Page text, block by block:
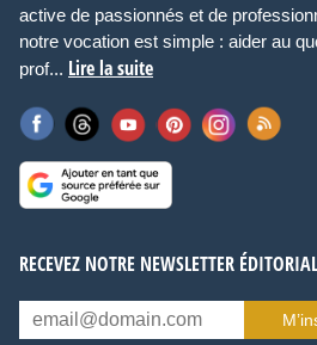
active de passionnés et de
notre vocation est simple : aider au
prof... Lire la suite
RECEVEZ NOTRE NEWSLETTER